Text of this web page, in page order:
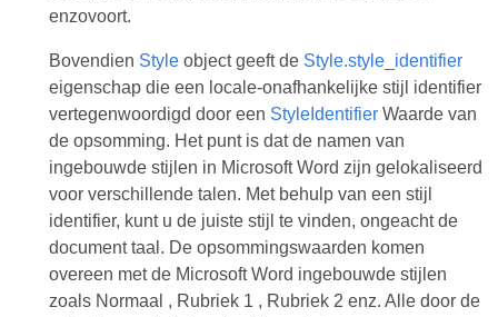
enzovoort.
Bovendien Styleobject geeft de Style.style_identifier
eigenschap die een locale-onafhankelijke stijl identifier
vertegenwoordigd door een StyleIdentifierWaarde van
de opsomming. Het punt is dat de namen van
ingebouwde stijlen in Microsoft Word zijn gelokaliseerd
voor verschillende talen. Met behulp van een stijl
identifier, kunt u de juiste stijl te vinden, ongeacht de
document taal. De opsommingswaarden komen
overeen met de Microsoft Word ingebouwde stijlen
zoals Normaal , Rubriek 1 , Rubriek 2 enz. Alle door de